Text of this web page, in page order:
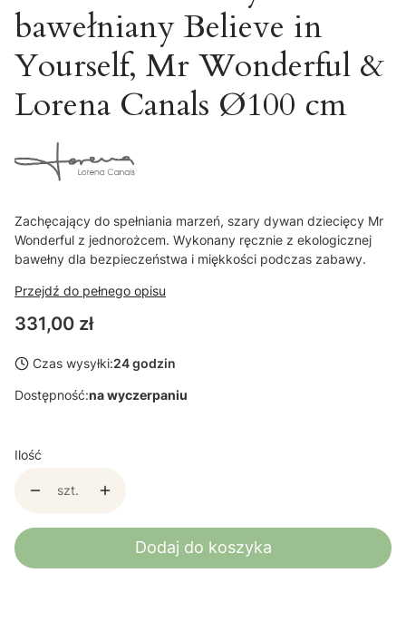
bawełniany Believe in
Yourself, Mr Wonderful &
Lorena Canals Ø100 cm
Zachęcający do spełniania marzeń, szary dywan dziecięcy Mr
Wonderful z jednorożcem. Wykonany ręcznie z ekologicznej
bawełny dla bezpieczeństwa i miękkości podczas zabawy.
Przejdź do pełnego opisu
Cena
331,00 zł
Czas wysyłki:24 godzin
Dostępność:na wyczerpaniu
Ilość
szt.
Dodaj do koszyka